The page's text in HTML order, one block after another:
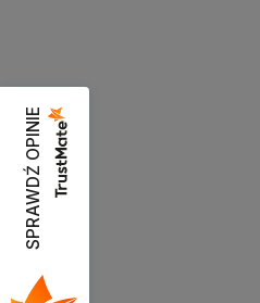
SPRAWDŹ OPINIE